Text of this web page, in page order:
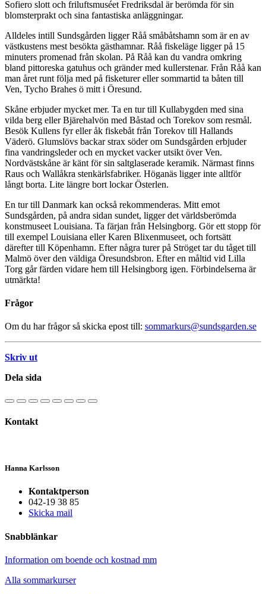
Sofiero slott och friluftsmuséet Fredriksdal är berömda för sin
blomsterprakt och sina fantastiska anläggningar.
Alldeles intill Sundsgården ligger Råå småbåtshamn som är en av
västkustens mest besökta gästhamnar. Råå fiskeläge ligger på 15
minuters promenad från skolan. På Råå kan du vandra omkring
bland pittoreska gatuhus och gränder med kullerstenar. Från Råå kan
man året runt följa med på fisketurer eller sommartid ta båten till
Ven, Tycho Brahes ö mitt i Öresund.
Skåne erbjuder mycket mer. Ta en tur till Kullabygden med sina
vilda berg eller Bjärehalvön med Båstad och Torekov som resmål.
Besök Kullens fyr eller åk fiskebåt från Torekov till Hallands
Väderö. Glumslövs backar strax söder om Sundsgården erbjuder
fina vandringsleder och en mycket vacker utsikt över Ven.
Nordvästskåne är känt för sin saltglaserade keramik. Närmast finns
Raus och Wallåkra stenkärlsfabriker. Höganäs ligger inte alltför
långt borta. Lite längre bort lockar Österlen.
En tur till Danmark kan också rekommenderas. Mitt emot
Sundsgården, på andra sidan sundet, ligger det världsberömda
konstmuseet Louisiana. Ta färjan från Helsingborg. Gör ett stopp för
till exempel Louisiana eller Karen Blixenmuseet, och fortsätt
därefter till Köpenhamn. Efter några turer på Ströget tar du tåget till
Malmö över den väldiga Öresundsbron. Efter en måltid vid Lilla
Torg går färden vidare hem till Helsingborg igen. Förbindelserna är
utmärkta!
Frågor
Om du har frågor så skicka epost till: sommarkurs@sundsgarden.se
Skriv ut
Dela sida
Kontakt
Hanna Karlsson
Kontaktperson
042-19 38 85
Skicka mail
Snabblänkar
Information om boende och kostnad mm
Alla sommarkurser